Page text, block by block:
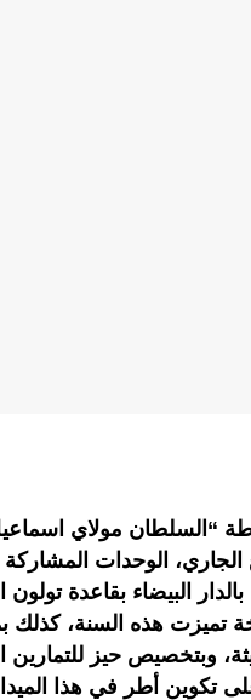
الجاري، الوحدات
بالدار البيضاء بقاعدة
تميزت هذه السنة، كذلك
طراز كيغ اير 350 الحديثة، وبتخصيص
تكوين أطر في هذا